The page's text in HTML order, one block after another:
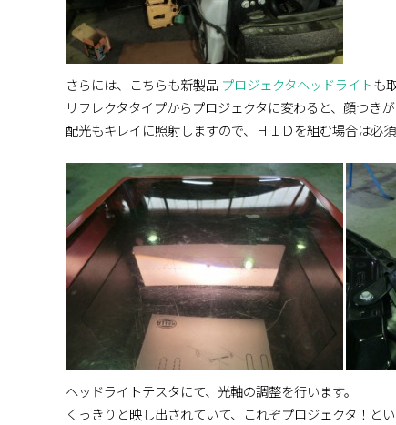
さらには、こちらも新製品 プロジェクタヘッドライトも
リフレクタタイプからプロジェクタに変わると、顔つき
配光もキレイに照射しますので、ＨＩＤを組む場合は必須
ヘッドライトテスタにて、光軸の調整を行います。
くっきりと映し出されていて、これぞプロジェクタ！とい